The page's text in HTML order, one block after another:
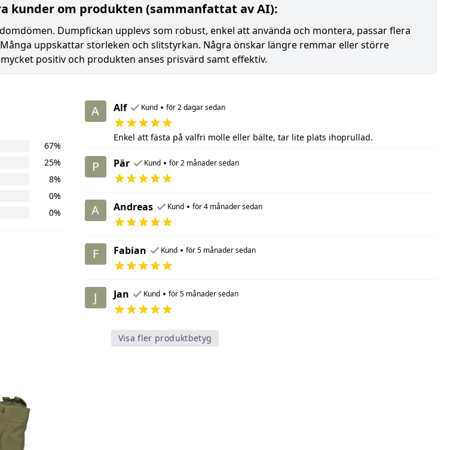
kunder om produkten (sammanfattat av AI):
Dumpfickan upplevs som robust, enkel att använda och montera, passar flera
uppskattar storleken och slitstyrkan. Några önskar längre remmar eller större
positiv och produkten anses prisvärd samt effektiv.
67%
25%
8%
0%
0%
A Alf Kund • för 2 dagar sedan
Enkel att fästa på valfri molle eller bälte, tar lite plats ihoprullad.
P Pär Kund • för 2 månader sedan
A Andreas Kund • för 4 månader sedan
F Fabian Kund • för 5 månader sedan
J Jan Kund • för 5 månader sedan
Visa fler produktbetyg